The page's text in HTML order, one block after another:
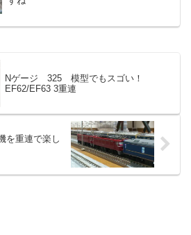
Nゲージ 325 模型でもスゴい！
EF62/EF63 3重連
重連で楽し